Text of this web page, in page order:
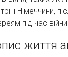
і Німеччини,
під час війни.
життя